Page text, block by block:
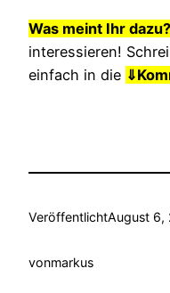
Was meint Ihr dazu?
interessieren!
einfach in die ⇓
VeröffentlichtAugust 6,
vonmarkus